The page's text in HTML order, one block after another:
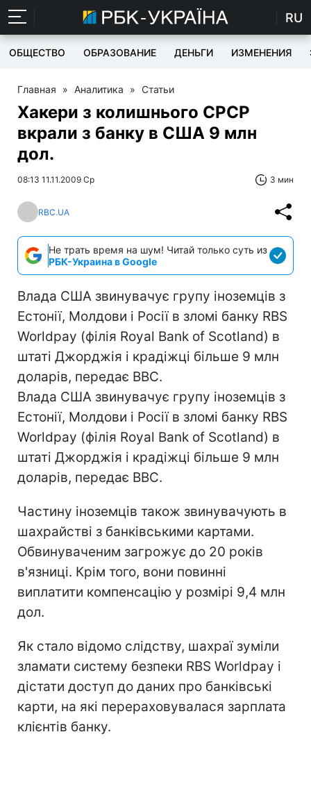
RU
ОБЩЕСТВО ОБРАЗОВАНИЕ ДЕНЬГИ ИЗМЕНЕНИЯ
Главная » Аналитика » Статьи
Хакери з колишнього СРСР
вкрали з банку в США 9 млн
дол.
08:13 11.11.2009 Ср 3 мин
RBC.UA
Не трать время на шум! Читай только суть из
РБК-Украина в Google
Влада США звинувачує групу іноземців з
Естонії, Молдови і Росії в зломі банку RBS
Worldpay (філія Royal Bank of Scotland) в
штаті Джорджія і крадіжці більше 9 млн
доларів, передає ВВС.
Влада США звинувачує групу іноземців з
Естонії, Молдови і Росії в зломі банку RBS
Worldpay (філія Royal Bank of Scotland) в
штаті Джорджія і крадіжці більше 9 млн
доларів, передає ВВС.
Частину іноземців також звинувачують в
шахрайстві з банківськими картами.
Обвинуваченим загрожує до 20 років
в'язниці. Крім того, вони повинні
виплатити компенсацію у розмірі 9,4 млн
дол.
Як стало відомо слідству, шахраї зуміли
зламати систему безпеки RBS Worldpay і
дістати доступ до даних про банківські
карти, на які перераховувалася зарплата
клієнтів банку.